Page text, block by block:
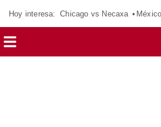
Hoy interesa: Chicago vs Necaxa